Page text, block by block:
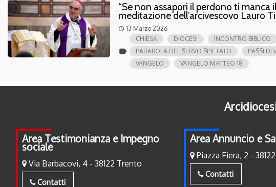
“Se non assapori il perdono ti manca
meditazione dell’arcivescovo Lauro
access_time 13 Marzo 2026
label
CHIESA DIOCESI INCONTRO BIBLICO
PARABOLA DEL SERVO SPIETATO
PASSI DI
VANGELO
VANGELO MATTEO 18
Area Testimonianza e Impegno
sociale
Via Barbacovi, 4 - 38122 Trento
Contatti
Area Annuncio e
Piazza Fiera, 2 -
Contatti